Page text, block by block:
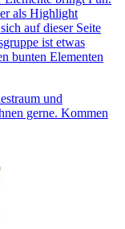
als Highlight
auf dieser Seite
ist etwas
bunten Elementen
und
gerne. Kommen